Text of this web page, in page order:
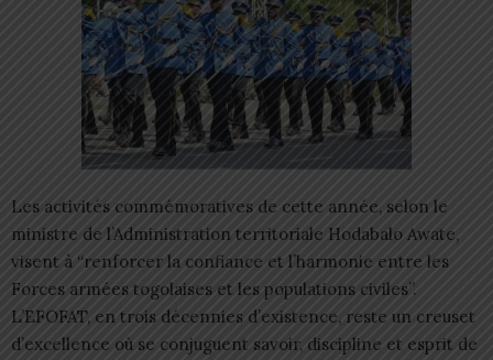
Les activités commémoratives de cette année, selon le
ministre de l’Administration territoriale Hodabalo Awate,
visent à “renforcer la confiance et l’harmonie entre les
Forces armées togolaises et les populations civiles”.
L’EFOFAT, en trois décennies d’existence, reste un creuset
d’excellence où se conjuguent savoir, discipline et esprit de